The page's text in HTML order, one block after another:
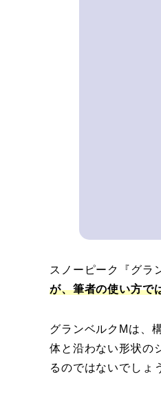
スノーピーク『グラ
が、筆者の使い方で
グランベルクMは、
体と沿わない形状の
るのではないでしょ